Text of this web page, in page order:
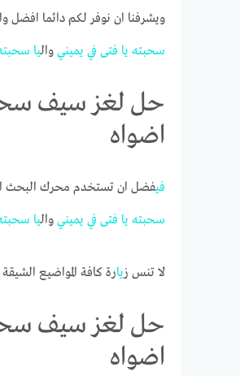
ويشرفنا ان نوفر لكم دائما افضل
سحبته يا فتى في يميني واليا
حل لغز سيف
اضواه
فيفضل ان تستخدم محرك البحث
سحبته يا فتى في يميني واليا
لا تنس زيارة كافة المواضيع الشيقة
حل لغز سيف
اضواه